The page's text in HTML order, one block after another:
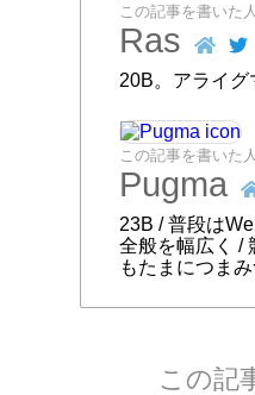
この記事を書いた人
Ras
20B。アライグ
この記事を書いた人
Pugma
23B / 普段は
全般を幅広く /
もたまにつま
この記